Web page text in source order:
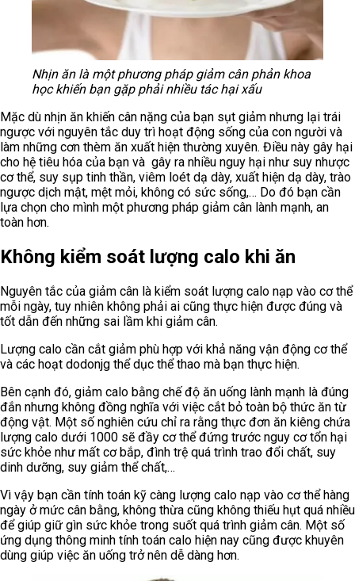
Nhịn ăn là một phương pháp giảm cân phản khoa
học khiến bạn gặp phải nhiều tác hại xấu
Mặc dù nhịn ăn khiến cân nặng của bạn sụt giảm nhưng lại trái
ngược với nguyên tắc duy trì hoạt động sống của con người và
làm những cơn thèm ăn xuất hiện thường xuyên. Điều này gây hại
cho hệ tiêu hóa của bạn và gây ra nhiều nguy hại như suy nhược
cơ thể, suy sụp tinh thần, viêm loét dạ dày, xuất hiện dạ dày, trào
ngược dịch mật, mệt mỏi, không có sức sống,… Do đó bạn cần
lựa chọn cho mình một phương pháp giảm cân lành mạnh, an
toàn hơn.
Không kiểm soát lượng calo khi ăn
Nguyên tắc của giảm cân là kiểm soát lượng calo nạp vào cơ thể
mỗi ngày, tuy nhiên không phải ai cũng thực hiện được đúng và
tốt dẫn đến những sai lầm khi giảm cân.
Lượng calo cần cắt giảm phù hợp với khả năng vận động cơ thể
và các hoạt dodonjg thể dục thể thao mà bạn thực hiện.
Bên cạnh đó, giảm calo bằng chế độ ăn uống lành mạnh là đúng
đắn nhưng không đồng nghĩa với việc cắt bỏ toàn bộ thức ăn từ
động vật. Một số nghiên cứu chỉ ra rằng thực đơn ăn kiêng chứa
lượng calo dưới 1000 sẽ đầy cơ thể đứng trước nguy cơ tổn hại
sức khỏe như mất cơ bắp, đình trệ quá trình trao đổi chất, suy
dinh dưỡng, suy giảm thể chất,…
Vì vậy bạn cần tính toán kỹ càng lượng calo nạp vào cơ thể hàng
ngày ở mức cân bằng, không thừa cũng không thiếu hụt quá nhiều
để giúp giữ gìn sức khỏe trong suốt quá trình giảm cân. Một số
ứng dụng thông minh tính toán calo hiện nay cũng được khuyên
dùng giúp việc ăn uống trở nên dễ dàng hơn.